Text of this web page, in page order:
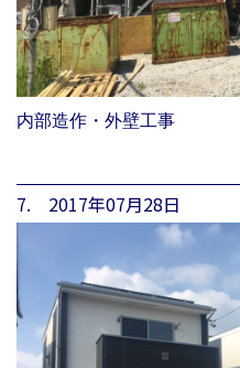
内部造作・外壁工事
7. 2017年07月28日